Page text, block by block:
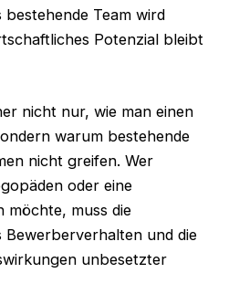
Team wird
Potenzial bleibt
nicht nur, wie man einen
warum bestehende
nicht greifen. Wer
oder eine
möchte, muss die
Bewerberverhalten und die
unbesetzter